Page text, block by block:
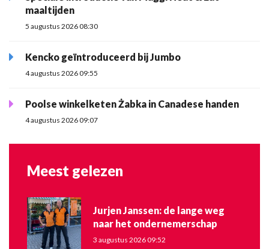
maaltijden
5 augustus 2026 08:30
Kencko geïntroduceerd bij Jumbo
4 augustus 2026 09:55
Poolse winkelketen Żabka in Canadese handen
4 augustus 2026 09:07
Meest gelezen
Jurjen Janssen: de lange weg
naar het ondernemerschap
3 augustus 2026 09:52